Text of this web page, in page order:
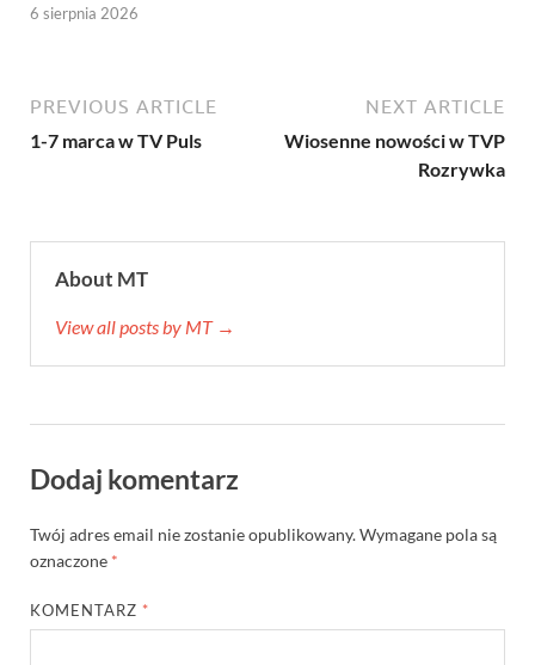
6 sierpnia 2026
PREVIOUS ARTICLE
1-7 marca w TV Puls
NEXT ARTICLE
Wiosenne nowości w TVP
Rozrywka
About MT
View all posts by MT →
Dodaj komentarz
Twój adres email nie zostanie opublikowany.Wymagane pola są
oznaczone *
KOMENTARZ *